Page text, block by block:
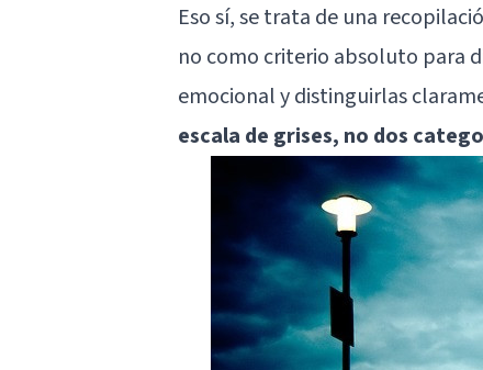
Eso sí, se trata de una
no como criterio absoluto para
emocional y distinguirlas
escala de grises, no dos